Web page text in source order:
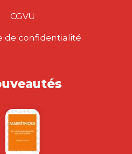
CGVU
de confidentialité